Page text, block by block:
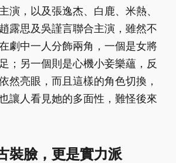
演，以及張逸杰、白鹿、米熱、
露思及吳謹言聯合主演，雖然不
劇中一人分飾兩角，一個是女將
；另一個則是心機小妾樂蘊，反
然亮眼，而且這樣的角色切換，
讓人看見她的多面性，難怪後來
裝臉，更是實力派